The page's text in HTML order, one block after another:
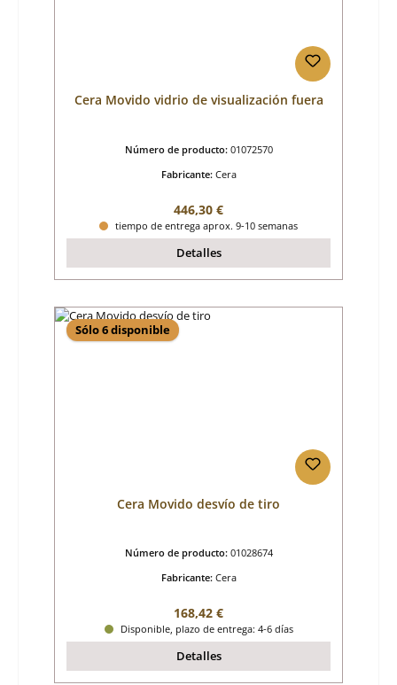
Cera Movido vidrio de visualización fuera
Número de producto: 01072570
Fabricante: Cera
Precio normal:
446,30 €
tiempo de entrega aprox. 9-10 semanas
Detalles
Sólo 6 disponible
Cera Movido desvío de tiro
Número de producto: 01028674
Fabricante: Cera
Precio normal:
168,42 €
Disponible, plazo de entrega: 4-6 días
Detalles